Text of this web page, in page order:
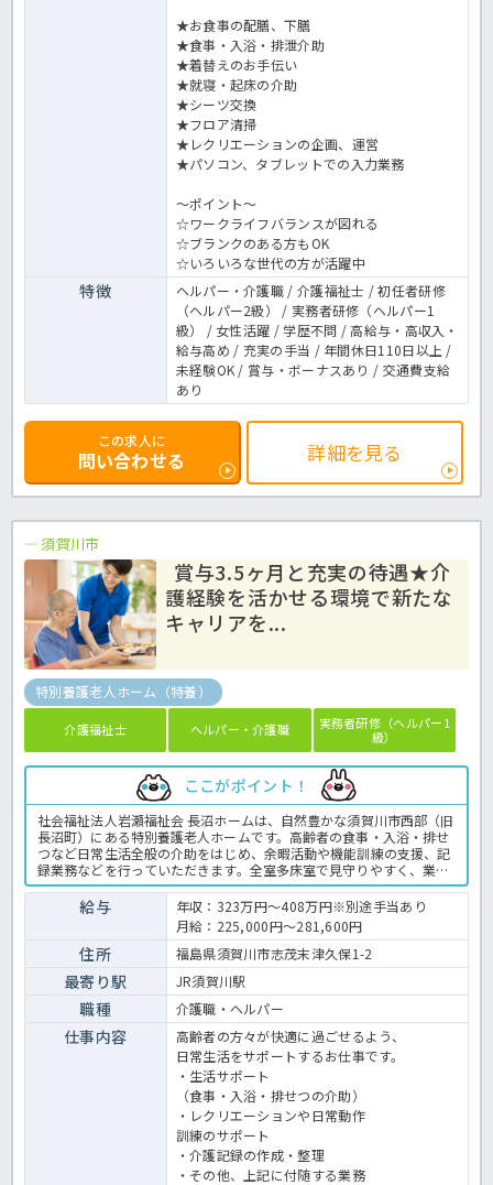
★お食事の配膳、下膳
★食事・入浴・排泄介助
★着替えのお手伝い
★就寝・起床の介助
★シーツ交換
★フロア清掃
★レクリエーションの企画、運営
★パソコン、タブレットでの入力業務
～ポイント～
☆ワークライフバランスが図れる
☆ブランクのある方もOK
☆いろいろな世代の方が活躍中
特徴
ヘルパー・介護職 / 介護福祉士 / 初任者研修
（ヘルパー2級） / 実務者研修（ヘルパー1
級） / 女性活躍 / 学歴不問 / 高給与・高収入・
給与高め / 充実の手当 / 年間休日110日以上 /
未経験OK / 賞与・ボーナスあり / 交通費支給
あり
この求人に
問い合わせる 詳細を見る
須賀川市
賞与3.5ヶ月と充実の待遇★介
護経験を活かせる環境で新たな
キャリアを...
特別養護老人ホーム（特養）
介護福祉士 ヘルパー・介護職
実務者研修（ヘルパー1
級）
ここがポイント！
社会福祉法人岩瀬福祉会 長沼ホームは、自然豊かな須賀川市西部（旧
長沼町）にある特別養護老人ホームです。高齢者の食事・入浴・排せ
つなど日常生活全般の介助をはじめ、余暇活動や機能訓練の支援、記
録業務などを行っていただきます。全室多床室で見守りやすく、業務
が効率的に行える環境です。賞与は年3.7ヶ月分支給、年間休日は114
日と充実しており、仕事とプライベートの両立が可能です。緑に囲ま
れた穏やかな環境で、入居者一人ひとりと向き合った丁寧なケアを実
践したい方、ぜひ一緒に働きましょう！特養での介護業務全般です。
＜介護職 正職員 特別養護老人ホームの求人＞
給与
年収：323万円～408万円※別途手当あり
月給：225,000円～281,600円
住所 福島県須賀川市志茂末津久保1-2
最寄り駅 JR須賀川駅
職種 介護職・ヘルパー
仕事内容
高齢者の方々が快適に過ごせるよう、
日常生活をサポートするお仕事です。
・生活サポート
（食事・入浴・排せつの介助）
・レクリエーションや日常動作
訓練のサポート
・介護記録の作成・整理
・その他、上記に付随する業務